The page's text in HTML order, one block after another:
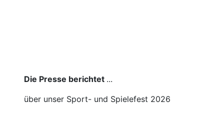
Die Presse berichtet ...
über unser Sport- und Spielefest 2026